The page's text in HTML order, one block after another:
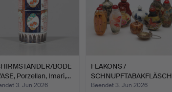
BODE
Porzellan, Imari,…
3. Jun 2026
FLAKONS /
SCHNUPFTABAKFLÄSCH
CHEN, 12 Stück…
Beendet 3. Jun 2026